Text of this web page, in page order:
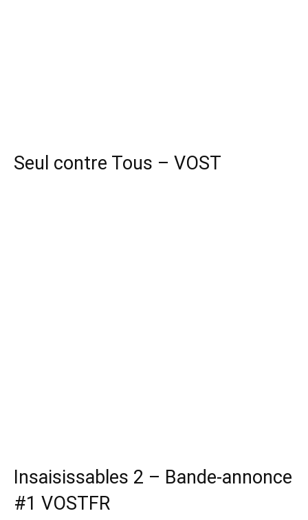
Seul contre Tous – VOST
Insaisissables 2 – Bande-annonce
#1 VOSTFR